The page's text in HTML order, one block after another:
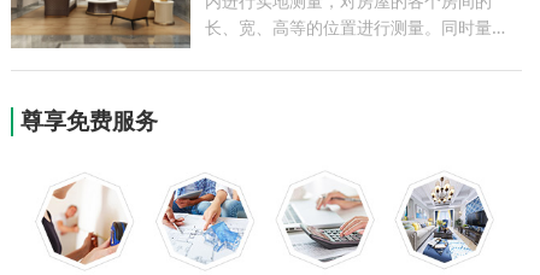
长、宽、高等的位置进行测量。同时量房
尊享免费服务